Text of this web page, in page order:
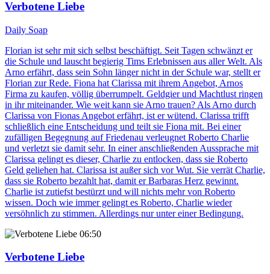
Verbotene Liebe
Daily Soap
Florian ist sehr mit sich selbst beschäftigt. Seit Tagen schwänzt er
die Schule und lauscht begierig Tims Erlebnissen aus aller Welt. Als
Arno erfährt, dass sein Sohn länger nicht in der Schule war, stellt er
Florian zur Rede. Fiona hat Clarissa mit ihrem Angebot, Arnos
Firma zu kaufen, völlig überrumpelt. Geldgier und Machtlust ringen
in ihr miteinander. Wie weit kann sie Arno trauen? Als Arno durch
Clarissa von Fionas Angebot erfährt, ist er wütend. Clarissa trifft
schließlich eine Entscheidung und teilt sie Fiona mit. Bei einer
zufälligen Begegnung auf Friedenau verleugnet Roberto Charlie
und verletzt sie damit sehr. In einer anschließenden Aussprache mit
Clarissa gelingt es dieser, Charlie zu entlocken, dass sie Roberto
Geld geliehen hat. Clarissa ist außer sich vor Wut. Sie verrät Charlie,
dass sie Roberto bezahlt hat, damit er Barbaras Herz gewinnt.
Charlie ist zutiefst bestürzt und will nichts mehr von Roberto
wissen. Doch wie immer gelingt es Roberto, Charlie wieder
versöhnlich zu stimmen. Allerdings nur unter einer Bedingung.
06:50
Verbotene Liebe